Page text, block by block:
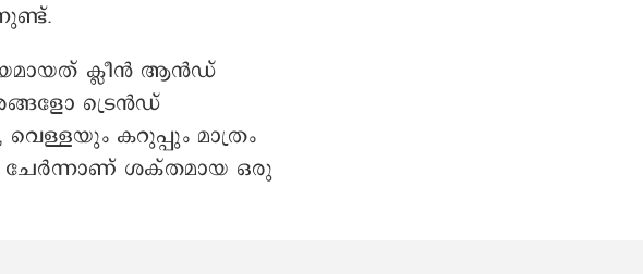
ക്ലീൻ ആൻഡ്
ട്രെൻഡ്
കറുപ്പും മാത്രം
ചേർന്നാണ് ശക്തമായ ഒരു